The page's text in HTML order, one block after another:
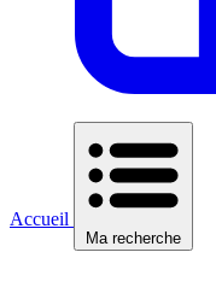
Accueil
Ma recherche